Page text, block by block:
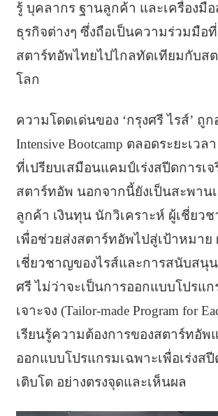
รู้ บุคลากร ฐานลูกค้า และเครื่องมื
ธุรกิจต่างๆ ซึ่งถือเป็นความร่วมมือ
สตาร์ทอัพไทยไปไกลทัดเทียมกับส
โลก
ความโดดเด่นของ ‘กรุงศรี ไรส์’ ถู
Intensive Bootcamp ตลอดระยะเว
ที่เปรียบเสมือนแคมป์เร่งสปีดการเ
สตาร์ทอัพ นอกจากนี้ยังเป็นสะพาน
ลูกค้า เงินทุน นักวิเคราะห์ ผู้เชี่ยว
เพื่อช่วยส่งสตาร์ทอัพไปสู่เป้าหมาย
เชี่ยวชาญของไรส์และการสนับสนุ
ศรี ไม่ว่าจะเป็นการออกแบบโปรแ
เจาะจง (Tailor-made Program for
เรียนรู้ความต้องการของสตาร์ทอัพ
ออกแบบโปรแกรมเฉพาะเพื่อเร่งส
เติบโต อย่างตรงจุดและเห็นผล